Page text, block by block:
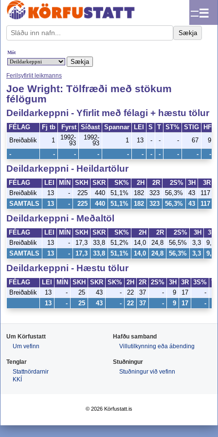
☰
Sækja
Mót
Ferilsyfirlit leikmanns
Joe Wright: Tölfræði með stökum
félögum
Deildarkeppni - Yfirlit með félagi + hæstu tölur
FÉLAG Fj tb Fyrst Síðast Spannar LEI S T ST% STIG HF
Breiðablik
1
1992-
93
1992-
93
1 13 - - - 67 9
- - - - - - - - - - -
Deildarkeppni - Heildartölur
FÉLAG LEI MÍN SKH SKR SK% 2H 2R 2S% 3H
3R
Breiðablik
13 - 225 440 51,1% 182 323 56,3% 43 117
SAMTALS 13 - 225 440 51,1% 182 323 56,3% 43 117
Deildarkeppni - Meðaltöl
FÉLAG LEI MÍN SKH SKR SK% 2H 2R 2S% 3H
3R
Breiðablik
13 - 17,3 33,8 51,2% 14,0 24,8 56,5% 3,3 9,0
SAMTALS 13 - 17,3 33,8 51,1% 14,0 24,8 56,3% 3,3 9,0
Deildarkeppni - Hæstu tölur
FÉLAG LEI MÍN SKH SKR SK% 2H 2R 2S% 3H 3R 3S%
Breiðablik
13 - 25 43 - 22 37 - 9 17 -
13 - 25 43 - 22 37 - 9 17 -
Um Körfustatt
Um vefinn
Hafðu samband
Villutilkynning eða ábending
Tenglar
Stattnördarnir
KKÍ
Stuðningur
Stuðningur við vefinn
© 2026 Körfustatt.is